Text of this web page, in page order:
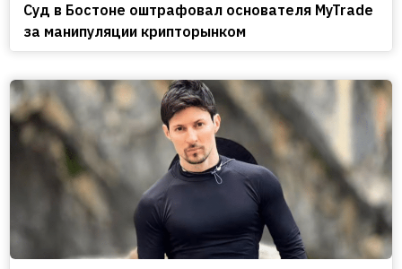
Cуд в Бостоне оштрафовал основателя MyTrade
за манипуляции крипторынком